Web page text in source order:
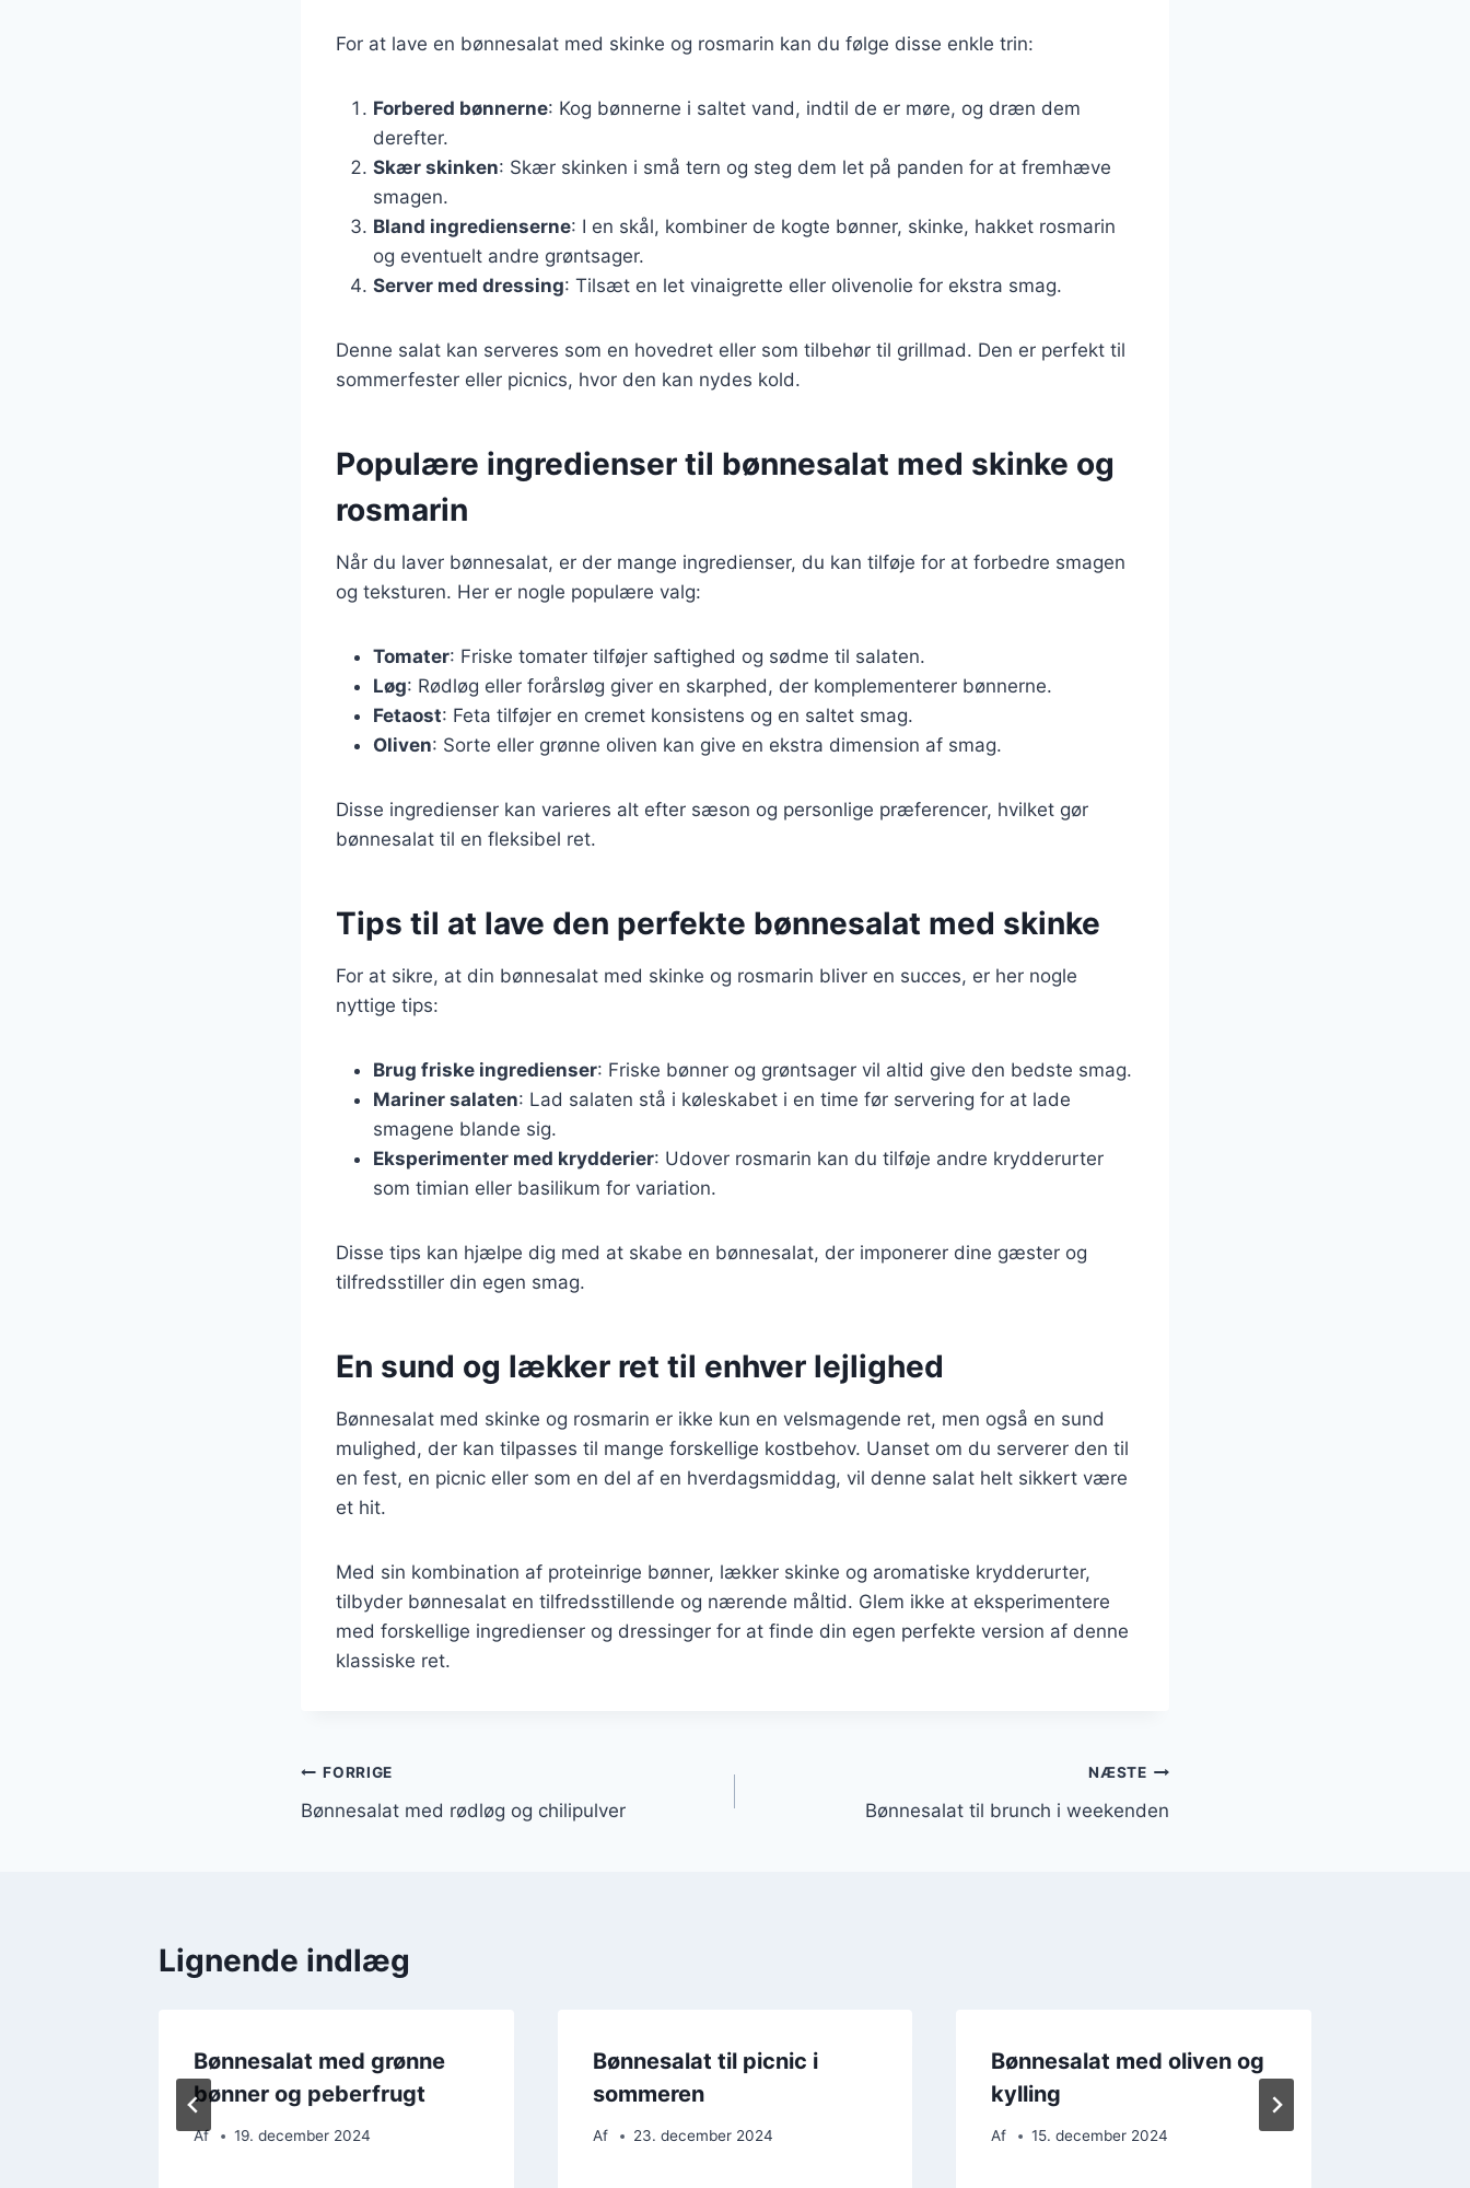
For at lave en bønnesalat med skinke og rosmarin kan du følge disse enkle trin:
Forbered bønnerne: Kog bønnerne i saltet vand, indtil de er møre, og dræn dem
derefter.
Skær skinken: Skær skinken i små tern og steg dem let på panden for at fremhæve
smagen.
Bland ingredienserne: I en skål, kombiner de kogte bønner, skinke, hakket rosmarin
og eventuelt andre grøntsager.
Server med dressing: Tilsæt en let vinaigrette eller olivenolie for ekstra smag.
Denne salat kan serveres som en hovedret eller som tilbehør til grillmad. Den er perfekt til
sommerfester eller picnics, hvor den kan nydes kold.
Populære ingredienser til bønnesalat med skinke og
rosmarin
Når du laver bønnesalat, er der mange ingredienser, du kan tilføje for at forbedre smagen
og teksturen. Her er nogle populære valg:
Tomater: Friske tomater tilføjer saftighed og sødme til salaten.
Løg: Rødløg eller forårsløg giver en skarphed, der komplementerer bønnerne.
Fetaost: Feta tilføjer en cremet konsistens og en saltet smag.
Oliven: Sorte eller grønne oliven kan give en ekstra dimension af smag.
Disse ingredienser kan varieres alt efter sæson og personlige præferencer, hvilket gør
bønnesalat til en fleksibel ret.
Tips til at lave den perfekte bønnesalat med skinke
For at sikre, at din bønnesalat med skinke og rosmarin bliver en succes, er her nogle
nyttige tips:
Brug friske ingredienser: Friske bønner og grøntsager vil altid give den bedste smag.
Mariner salaten: Lad salaten stå i køleskabet i en time før servering for at lade
smagene blande sig.
Eksperimenter med krydderier: Udover rosmarin kan du tilføje andre krydderurter
som timian eller basilikum for variation.
Disse tips kan hjælpe dig med at skabe en bønnesalat, der imponerer dine gæster og
tilfredsstiller din egen smag.
En sund og lækker ret til enhver lejlighed
Bønnesalat med skinke og rosmarin er ikke kun en velsmagende ret, men også en sund
mulighed, der kan tilpasses til mange forskellige kostbehov. Uanset om du serverer den til
en fest, en picnic eller som en del af en hverdagsmiddag, vil denne salat helt sikkert være
et hit.
Med sin kombination af proteinrige bønner, lækker skinke og aromatiske krydderurter,
tilbyder bønnesalat en tilfredsstillende og nærende måltid. Glem ikke at eksperimentere
med forskellige ingredienser og dressinger for at finde din egen perfekte version af denne
klassiske ret.
Indlægsnavigation
FORRIGE
Bønnesalat med rødløg og chilipulver
NÆSTE
Bønnesalat til brunch i weekenden
Lignende indlæg
Bønnesalat med grønne
bønner og peberfrugt
Af 19. december 2024
Bønnesalat til picnic i
sommeren
Af 23. december 2024
Bønnesalat med oliven og
kylling
Af 15. december 2024